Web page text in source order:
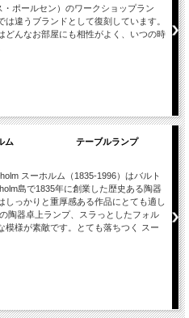
・ポールセン）のワークショップラン
違うブランドとして復刻しています。
どんなお部屋にも相性がよく、いつの時
ホルム テーブルランプ
スーホルム（1835-1996）はバルト
島で1835年に創業した歴史ある陶器
しっかりと重厚感ある作品にとても適し
陶器卓上ランプ、スラっとしたフォル
模様が素敵です。とても落ちつく スー